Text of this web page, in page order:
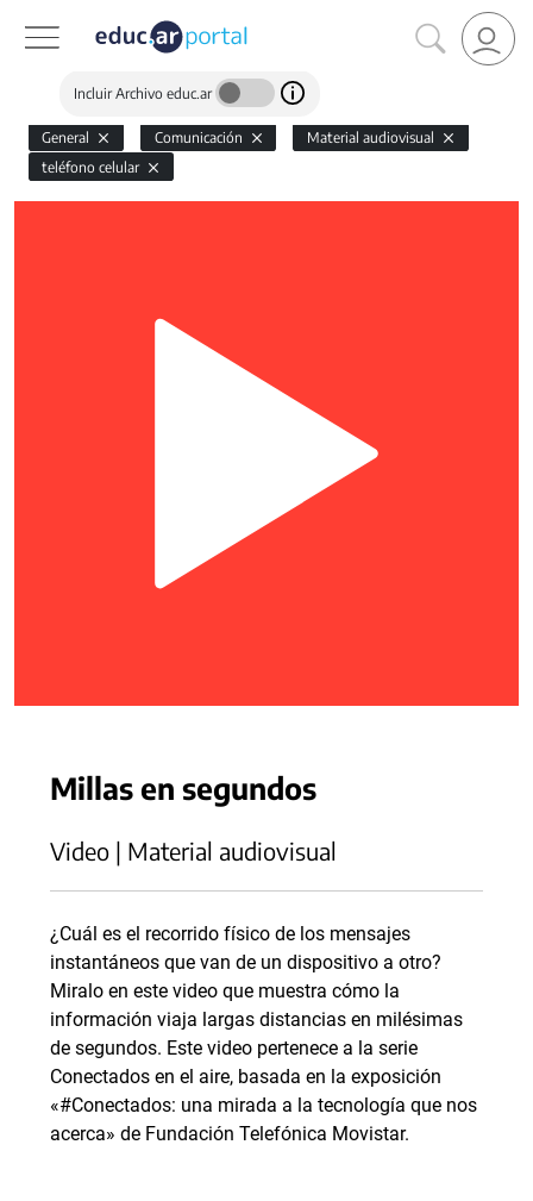
Incluir Archivo educ.ar
General Comunicación
Material audiovisual
teléfono celular
Millas en segundos
Video | Material audiovisual
¿Cuál es el recorrido físico de los mensajes
instantáneos que van de un dispositivo a otro?
Miralo en este video que muestra cómo la
información viaja largas distancias en milésimas
de segundos. Este video pertenece a la serie
Conectados en el aire, basada en la exposición
«#Conectados: una mirada a la tecnología que nos
acerca» de Fundación Telefónica Movistar.